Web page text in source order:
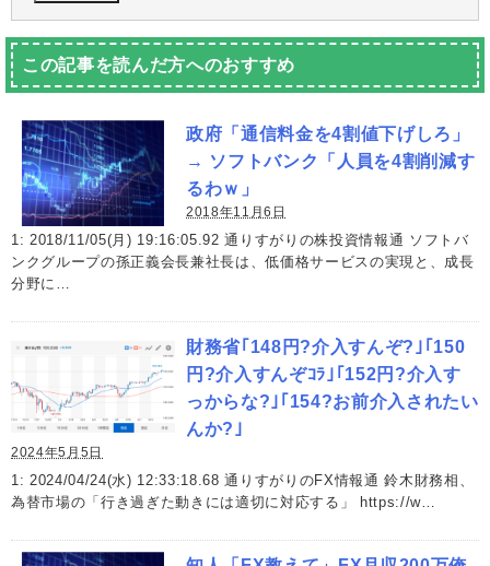
この記事を読んだ方へのおすすめ
政府「通信料金を4割値下げしろ」
→ ソフトバンク「人員を4割削減す
るわｗ」
2018年11月6日
1: 2018/11/05(月) 19:16:05.92 通りすがりの株投資情報通 ソフトバ
ンクグループの孫正義会長兼社長は、低価格サービスの実現と、成長
分野に…
財務省｢148円?介入すんぞ?｣｢150
円?介入すんぞｺﾗ｣｢152円?介入す
っからな?｣｢154?お前介入されたい
んか?｣
2024年5月5日
1: 2024/04/24(水) 12:33:18.68 通りすがりのFX情報通 鈴木財務相、
為替市場の「行き過ぎた動きには適切に対応する」 https://w…